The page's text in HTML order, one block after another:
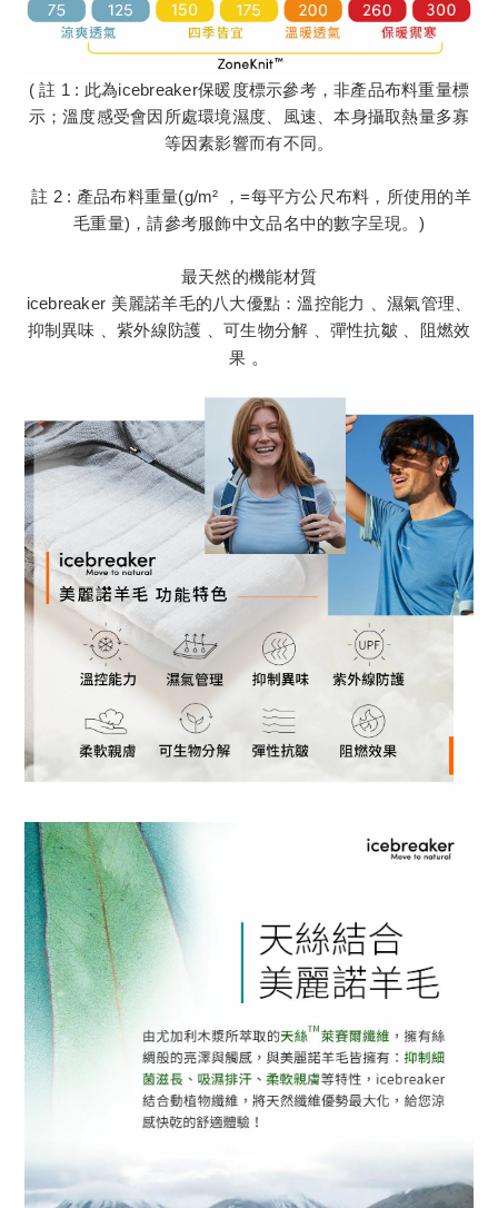
( 註 1 : 此為icebreaker保暖度標示參考，非產品布料重量標
示；溫度感受會因所處環境濕度、風速、本身攝取熱量多寡
等因素影響而有不同。
註 2 : 產品布料重量(g/m² ，=每平方公尺布料，所使用的羊
毛重量)，請參考服飾中文品名中的數字呈現。)
最天然的機能材質
icebreaker 美麗諾羊毛的八大優點：溫控能力 、濕氣管理、
抑制異味 、紫外線防護 、可生物分解 、彈性抗皺 、阻燃效
果 。